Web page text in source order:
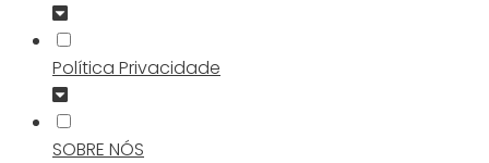
Política Privacidade
SOBRE NÓS